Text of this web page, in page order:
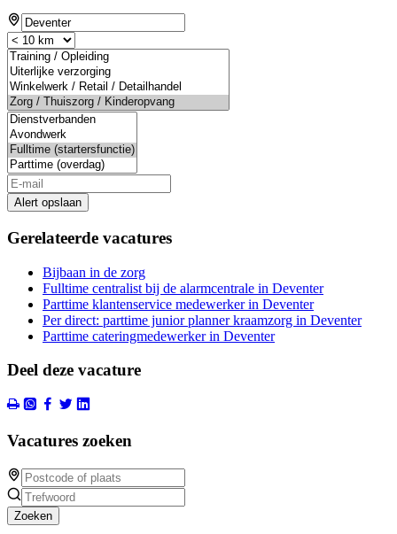
Alert opslaan
Gerelateerde vacatures
Bijbaan in de zorg
Fulltime centralist bij de alarmcentrale in Deventer
Parttime klantenservice medewerker in Deventer
Per direct: parttime junior planner kraamzorg in Deventer
Parttime cateringmedewerker in Deventer
Deel deze vacature
Vacatures zoeken
Zoeken